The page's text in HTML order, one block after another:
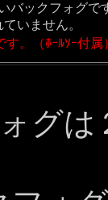
バックフォグで
いません。
。（ﾎｰﾙｿｰ付属
グは